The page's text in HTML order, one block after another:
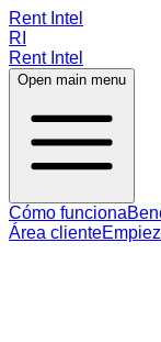
Rent Intel
RI
Rent Intel
Open main menu
Cómo funciona
Área cliente